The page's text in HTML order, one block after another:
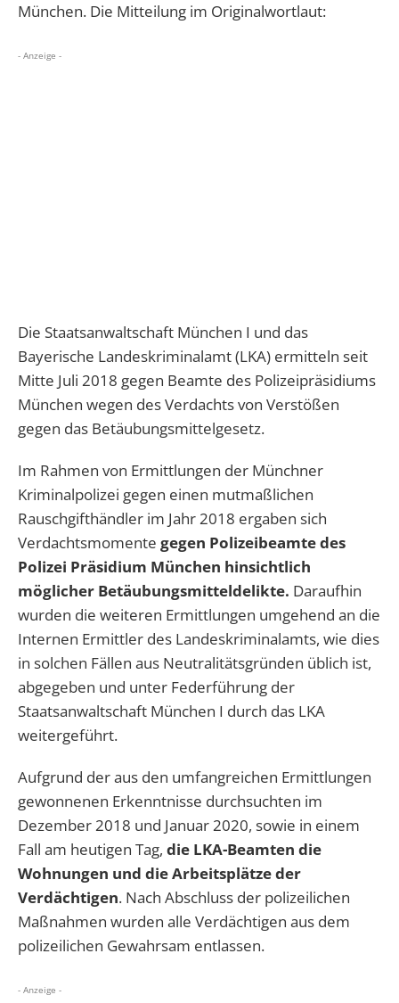
München. Die Mitteilung im Originalwortlaut:
- Anzeige -
Die Staatsanwaltschaft München I und das
Bayerische Landeskriminalamt (LKA) ermitteln seit
Mitte Juli 2018 gegen Beamte des Polizeipräsidiums
München wegen des Verdachts von Verstößen
gegen das Betäubungsmittelgesetz.
Im Rahmen von Ermittlungen der Münchner
Kriminalpolizei gegen einen mutmaßlichen
Rauschgifthändler im Jahr 2018 ergaben sich
Verdachtsmomente gegen Polizeibeamte des
Polizei Präsidium München hinsichtlich
möglicher Betäubungsmitteldelikte. Daraufhin
wurden die weiteren Ermittlungen umgehend an die
Internen Ermittler des Landeskriminalamts, wie dies
in solchen Fällen aus Neutralitätsgründen üblich ist,
abgegeben und unter Federführung der
Staatsanwaltschaft München I durch das LKA
weitergeführt.
Aufgrund der aus den umfangreichen Ermittlungen
gewonnenen Erkenntnisse durchsuchten im
Dezember 2018 und Januar 2020, sowie in einem
Fall am heutigen Tag, die LKA-Beamten die
Wohnungen und die Arbeitsplätze der
Verdächtigen. Nach Abschluss der polizeilichen
Maßnahmen wurden alle Verdächtigen aus dem
polizeilichen Gewahrsam entlassen.
- Anzeige -